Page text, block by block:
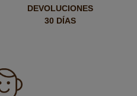
DEVOLUCIONES
30 DÍAS